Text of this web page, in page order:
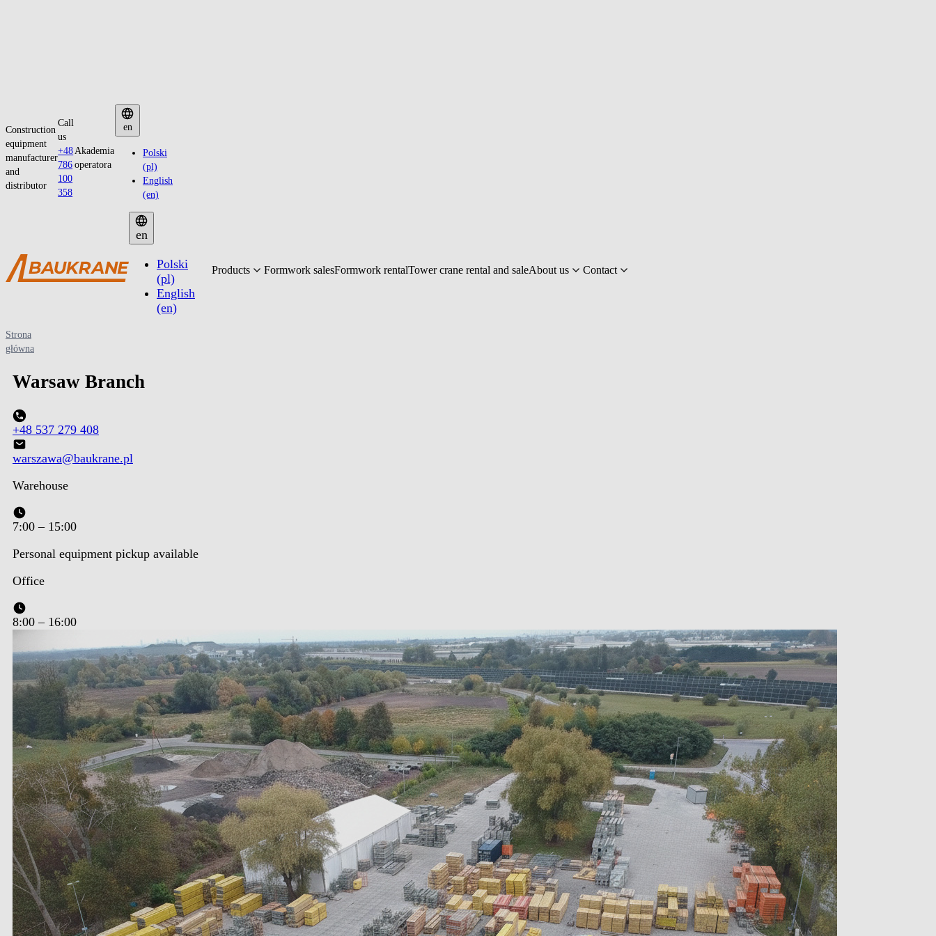
to
content
Construction
equipment
manufacturer
and
distributor
Call
us
+48
786
100
358
Akademia
operatora
en
Polski
(pl)
English
(en)
en
Polski
(pl)
English
(en)
Products Formwork salesFormwork rentalTower crane rental and saleAbout us Contact
Strona
główna
Warsaw Branch
+48 537 279 408
warszawa@baukrane.pl
Warehouse
7:00 – 15:00
Personal equipment pickup available
Office
8:00 – 16:00